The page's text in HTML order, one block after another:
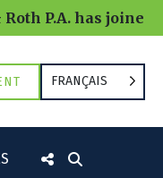
P.A. has joined
FRANÇAIS